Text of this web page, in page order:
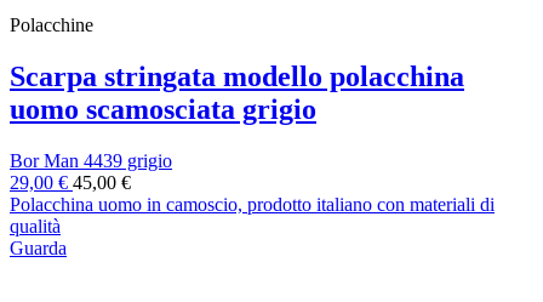
Polacchine
Scarpa stringata modello polacchina
uomo scamosciata grigio
Bor Man 4439 grigio
29,00 € 45,00 €
Polacchina uomo in camoscio, prodotto italiano con materiali di
qualità
Guarda